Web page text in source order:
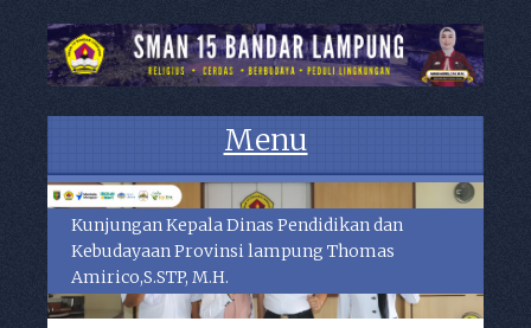
Menu
Skip to content
Kunjungan Kepala Dinas Pendidikan dan
Kebudayaan Provinsi lampung Thomas
Amirico,S.STP, M.H.